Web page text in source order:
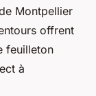
Montpellier
offrent
feuilleton
à